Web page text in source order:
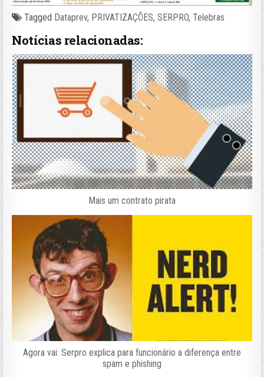
Tagged Dataprev, PRIVATIZAÇÕES,SERPRO,Telebras
Notícias relacionadas:
Mais um contrato pirata
Agora vai: Serpro explica para funcionário a diferença entre
spam e phishing